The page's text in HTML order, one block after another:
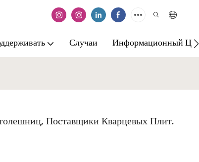
Случаи Информационный
Поставщики Кварцевых Плит.